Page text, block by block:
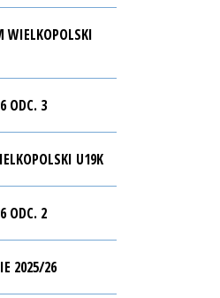
WIELKOPOLSKI
ODC. 3
U19K
ODC. 2
2025/26